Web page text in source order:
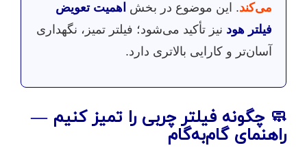
می‌کند. این موضوع در بخش اهمیت تعویض
فیلتر هود نیز تأکید می‌شود؛ فیلتر تمیز، نگهداری
آسان‌تر و کارایی بالاتری دارد.
🧼 چگونه فیلتر چربی را تمیز کنیم —
راهنمای گام‌به‌گام